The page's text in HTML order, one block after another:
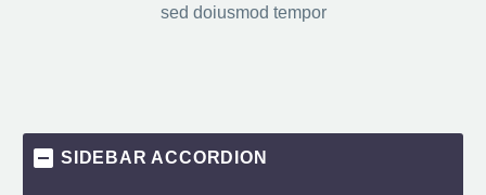
sed doiusmod tempor
SIDEBAR ACCORDION